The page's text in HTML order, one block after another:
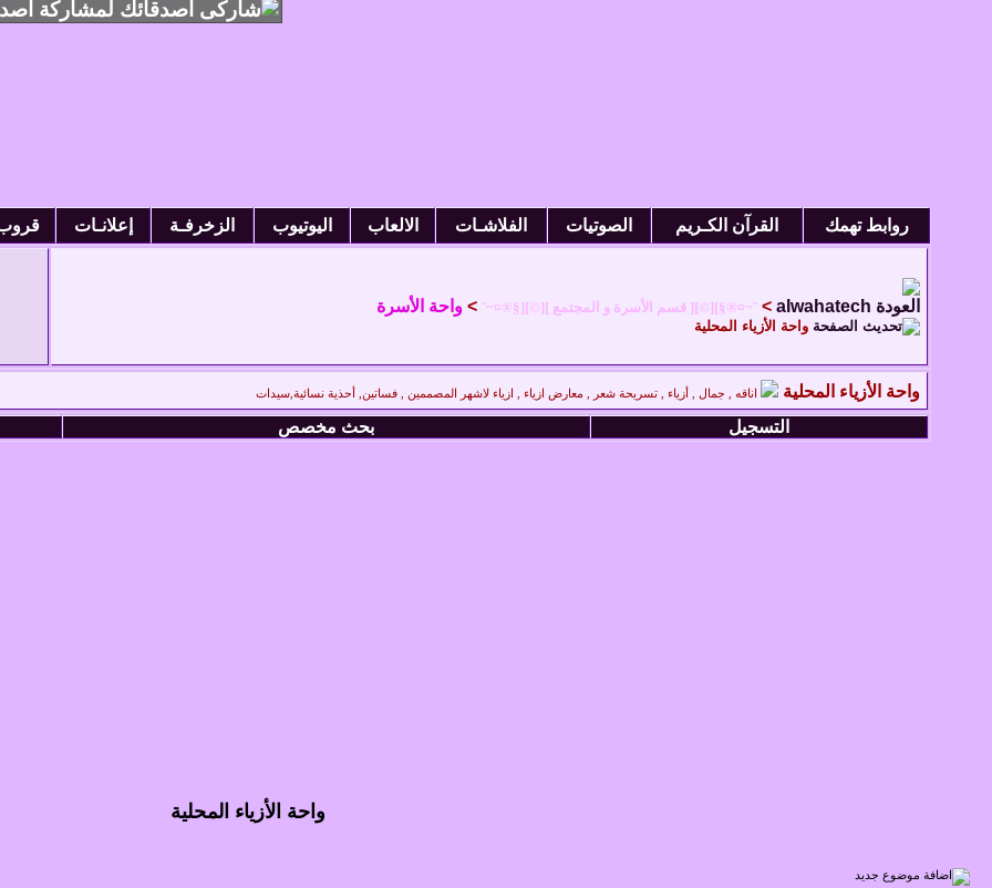
لمشاركة
روابط تهمك القرآن الكـريم الصوتيات الفلاشـات الالعاب اليوتيوب الزخرفـة إعلانـات
alwahatech
> ˆ~¤®§][©][ قسم الأسرة و المجتمع ][©][§®¤~ˆ > واحة الأسرة
واحة الأزياء المحلية
واحة الأزياء المحلية اناقه , جمال , أزياء , تسريحة شعر , معارض ازياء , ازياء لاشهر المصممين , فساتين, أحذية نسائية,سيدات
التسجيل بحث مخصص
واحة الأزياء المحلية